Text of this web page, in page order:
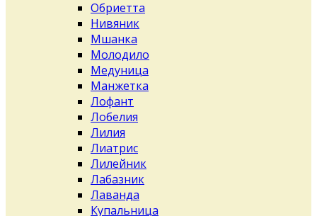
Обриетта
Нивяник
Мшанка
Молодило
Медуница
Манжетка
Лофант
Лобелия
Лилия
Лиатрис
Лилейник
Лабазник
Лаванда
Купальница